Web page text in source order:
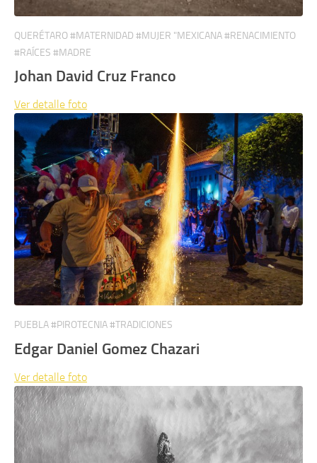
QUERÉTARO #MATERNIDAD #MUJER "MEXICANA #RENACIMIENTO
#RAÍCES #MADRE
Johan David Cruz Franco
Ver detalle foto
PUEBLA #PIROTECNIA #TRADICIONES
Edgar Daniel Gomez Chazari
Ver detalle foto